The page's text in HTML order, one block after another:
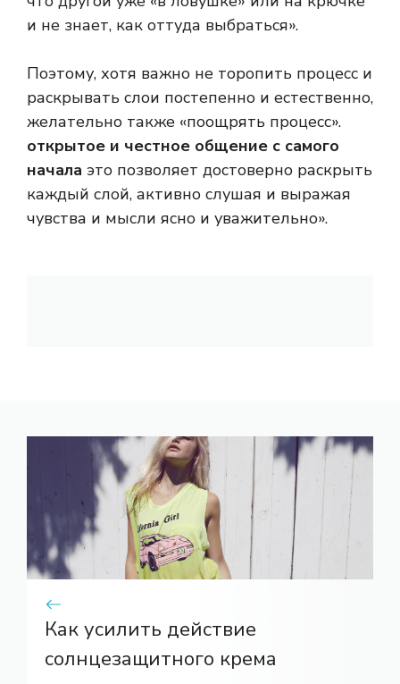
и не знает, как оттуда выбраться».
Поэтому, хотя важно не торопить процесс и
раскрывать слои постепенно и естественно,
желательно также «поощрять процесс».
открытое и честное общение с самого
начала это позволяет достоверно раскрыть
каждый слой, активно слушая и выражая
чувства и мысли ясно и уважительно».
Как усилить действие
солнцезащитного крема